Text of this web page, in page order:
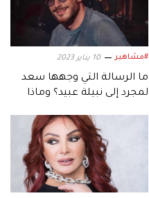
#مشاهير 10 يناير 2023
ما الرسالة التي وجهها سعد
لمجرد إلى نبيلة عبيد؟ وماذا